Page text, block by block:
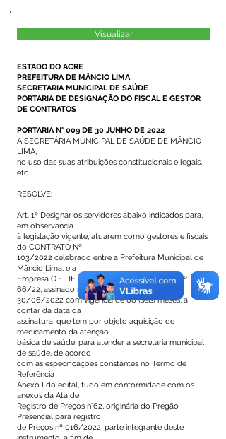
Visualizar
ESTADO DO ACRE
PREFEITURA DE MÂNCIO LIMA
SECRETARIA MUNICIPAL DE SAÚDE
PORTARIA DE DESIGNAÇÃO DO FISCAL E GESTOR
DE CONTRATOS
PORTARIA N° 009 DE 30 JUNHO DE 2022
A SECRETÁRIA MUNICIPAL DE SAÚDE DE MÂNCIO
LIMA,
no uso das suas atribuições constitucionais e legais,
etc.
RESOLVE:
Art. 1º Designar os servidores abaixo indicados para,
em observância
à legislação vigente, atuarem como gestores e fiscais
do CONTRATO Nº
103/2022 celebrado entre a Prefeitura Municipal de
Mâncio Lima, e a
Empresa O.F. DE MELO-ME, Processo PMML nº
66/22, assinado no dia
30/06/2022 com vigência de 06 (seis) meses, a
contar da data da
assinatura, que tem por objeto aquisição de
medicamento da atenção
básica de saúde, para atender a secretaria municipal
de saúde, de acordo
com as especificações constantes no Termo de
Referência
Anexo I do edital, tudo em conformidade com os
anexos da Ata de
Registro de Preços n°62, originária do Pregão
Presencial para registro
de Preços nº 016/2022, parte integrante deste